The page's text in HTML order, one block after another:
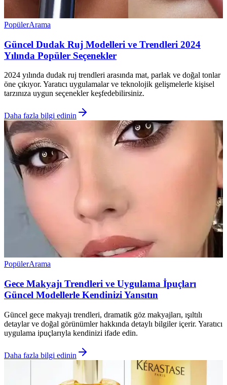
PopülerArama
Güncel Dudak Ruj Modelleri ve Trendleri 2024
Yılında Popüler Seçenekler
2024 yılında dudak ruj trendleri arasında mat, parlak ve doğal tonlar
öne çıkıyor. Yaratıcı uygulamalar ve teknolojik gelişmelerle kişisel
tarzınıza uygun seçenekler keşfedebilirsiniz.
Daha fazla bilgi edinin
PopülerArama
Gece Makyajı Trendleri ve Uygulama İpuçları
Güncel Modellerle Kendinizi Yansıtın
Güncel gece makyajı trendleri, dramatik göz makyajları, ışıltılı
detaylar ve doğal görünümler hakkında detaylı bilgiler içerir. Yaratıcı
uygulama ipuçlarıyla kendinizi ifade edin.
Daha fazla bilgi edinin